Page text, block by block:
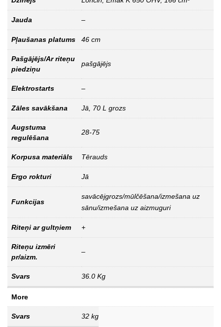
Jauda –
Pļaušanas platums 46 cm
Pašgājējs/Ar riteņu
piedziņu
pašgājējs
Elektrostarts –
Zāles savākšana Jā, 70 L grozs
Augstuma
regulēšana
28-75
Korpusa materiāls Tērauds
Ergo rokturi Jā
Funkcijas
savācējgrozs/mūlčēšana/izmešana uz
sānu/izmešana uz aizmuguri
Riteņi ar gultņiem +
Riteņu izmēri
pr/aizm.
–
Svars 36.0 Kg
More
Svars 32 kg